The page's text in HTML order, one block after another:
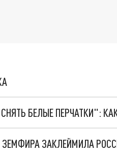
БЕЛЫЕ ПЕРЧАТКИ":
ЗЕМФИРА ЗАКЛЕЙМИЛА